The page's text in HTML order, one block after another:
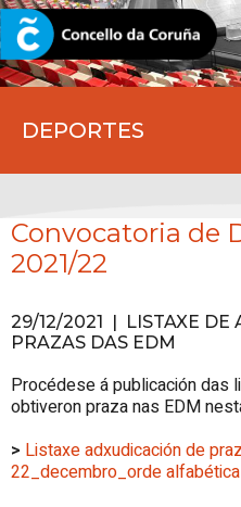
DEPORTES
CORUNA.GAL
Convocatoria de
2021/22
29/12/2021 | LISTAXE DE
PRAZAS DAS EDM
Procédese á publicación das
obtiveron praza nas EDM
> Listaxe adxudicación de
22_decembro_orde alfabética